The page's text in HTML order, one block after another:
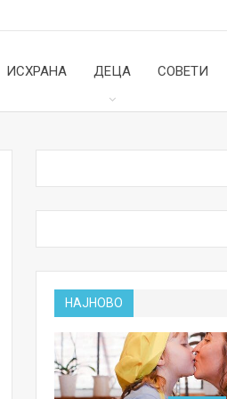
ИСХРАНА ДЕЦА СОВЕТИ
НАЈНОВО